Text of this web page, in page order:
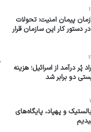
پیمان امنیت: تحولات
دستور کار این سازمان قرار
پُر درآمد از اسرائیل؛ هزینه
دو برابر شد
و پهپاد، پایگاه‌های